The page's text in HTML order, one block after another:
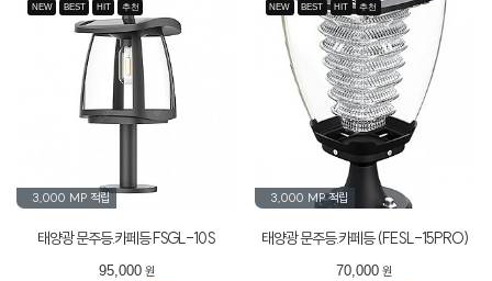
3,000 MP 적립
NEW BEST HIT 추천
태양광 문주등.카페등 FSGL-10S
95,000원
3,000 MP적립
NEW BEST HIT 추천
태양광 문주등.카페등 (FESL-15PRO)
70,000 원